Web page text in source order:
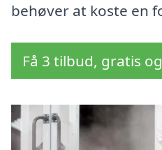
behøver at koste en
Få 3 tilbud, gratis